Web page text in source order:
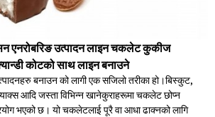
एनरोबरिङ उत्पादन लाइन चकलेट कुकीज
कोटको साथ लाइन बनाउने
बनाउन को लागी एक सजिलो तरीका हो।बिस्कुट,
आदि जस्ता विभिन्न खानेकुराहरूमा चकलेट छोप्न
भएको छ। यो चकलेटलाई पूरै वा आधा ढाक्नको लागि